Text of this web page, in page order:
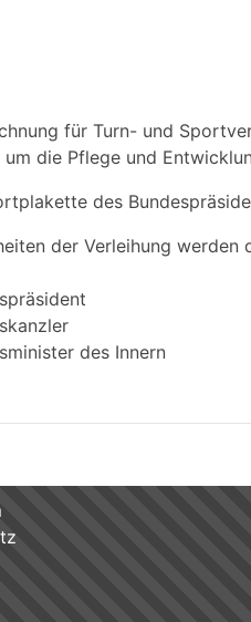
für Turn- und
um die Pflege und
des
der Verleihung
des Innern